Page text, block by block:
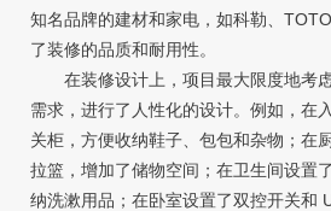
知名品牌的建材和家电，如科勒、
了装修的品质和耐用性。
在装修设计上，项目最大限度地考
需求，进行了人性化的设计。例如，在
关柜，方便收纳鞋子、包包和杂物；在
拉篮，增加了储物空间；在卫生间设置
纳洗漱用品；在卧室设置了双控开关和